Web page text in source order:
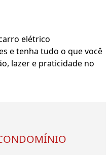
elétrico
e tenha tudo o que você
lazer e praticidade no